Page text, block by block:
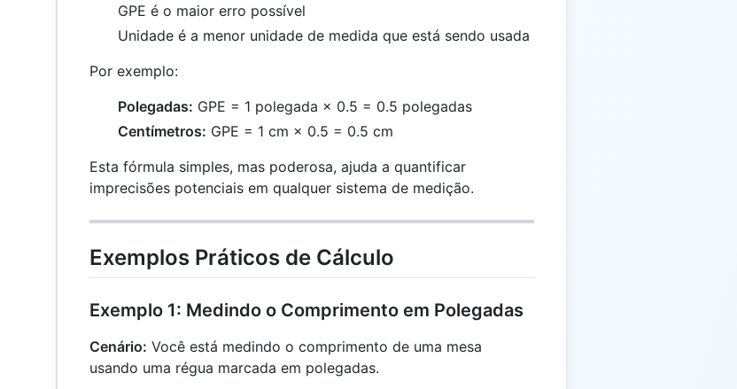
GPE é o maior erro possível
Unidade é a menor unidade de medida que está sendo usada
Por exemplo:
Polegadas: GPE = 1 polegada × 0.5 = 0.5 polegadas
Centímetros: GPE = 1 cm × 0.5 = 0.5 cm
Esta fórmula simples, mas poderosa, ajuda a quantificar
imprecisões potenciais em qualquer sistema de medição.
Exemplos Práticos de Cálculo
Exemplo 1: Medindo o Comprimento em Polegadas
Cenário: Você está medindo o comprimento de uma mesa
usando uma régua marcada em polegadas.